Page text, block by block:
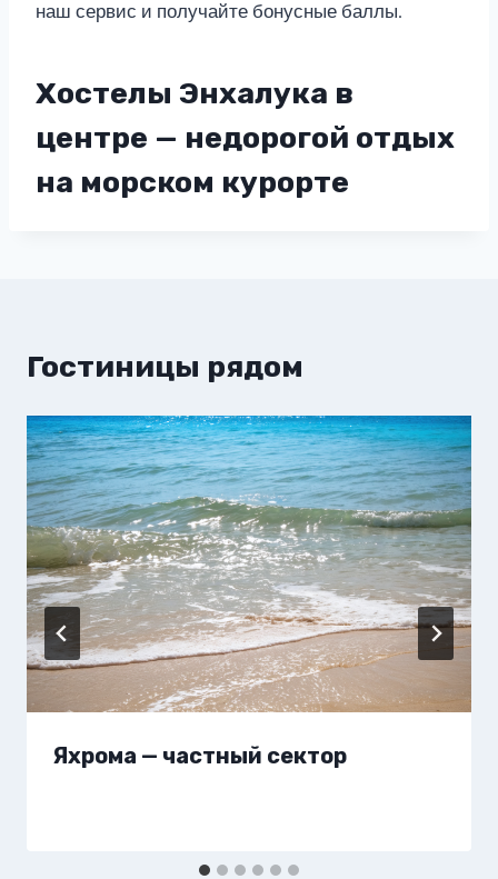
наш сервис и получайте бонусные баллы.
Хостелы Энхалука в
центре — недорогой отдых
на морском курорте
Гостиницы рядом
Яхрома — частный сектор